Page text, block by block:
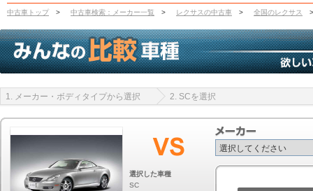
中古車トップ > 中古車検索：メーカー一覧 > レクサスの中古車 > 全国のレクサス >
1. メーカー・ボディタイプから選択 2. SCを選択
選択した車種
SC